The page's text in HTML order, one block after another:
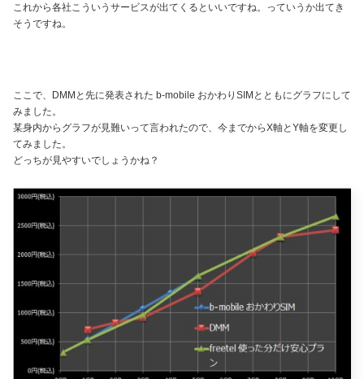
これから各社こういうサービスが出てくるといいですね。っていうか出てき
そうですね。
ここで、DMMと先に発表された b-mobile おかわりSIMとともにグラフにして
みました。
某身内からグラフが見難いって言われたので、今までからX軸とY軸を変更し
てみました。
どっちが見やすいでしょうかね？